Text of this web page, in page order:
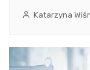
Katarzyna